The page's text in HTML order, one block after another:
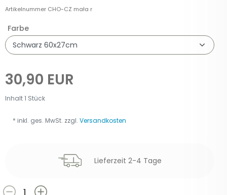
Artikelnummer CHO-CZ mała r
Farbe
30,90 EUR
Inhalt1 Stück
Lieferzeit 2-4 Tage
* inkl. ges. MwSt. zzgl. Versandkosten